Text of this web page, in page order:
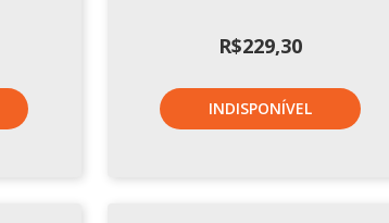
R$229,30
INDISPONÍVEL